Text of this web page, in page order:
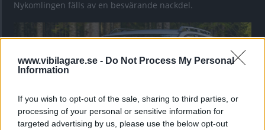
www.vibilagare.se - Do Not Process My Personal
Information
If you wish to opt-out of the sale, sharing to third parties, or
processing of your personal or sensitive information for
targeted advertising by us, please use the below opt-out
Nykomlingen fälls av en besvärande nackdel.